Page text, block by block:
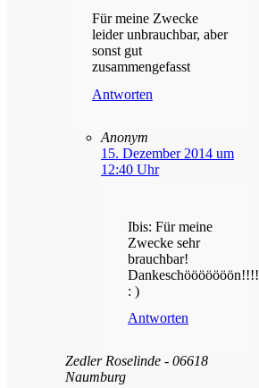
Für meine Zwecke
leider unbrauchbar, aber
sonst gut
zusammengefasst
Antworten
Anonym
15. Dezember 2014 um
12:40 Uhr
Ibis: Für meine
Zwecke sehr
brauchbar!
Dankeschööööööön!!!!
: )
Antworten
Zedler Roselinde - 06618
Naumburg